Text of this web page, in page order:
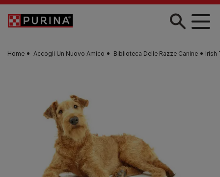
Skip to main content
Home Accogli Un Nuovo Amico Biblioteca Delle Razze Canine Irish